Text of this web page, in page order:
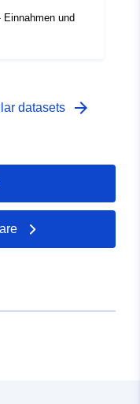
und
datasets arrow_forward